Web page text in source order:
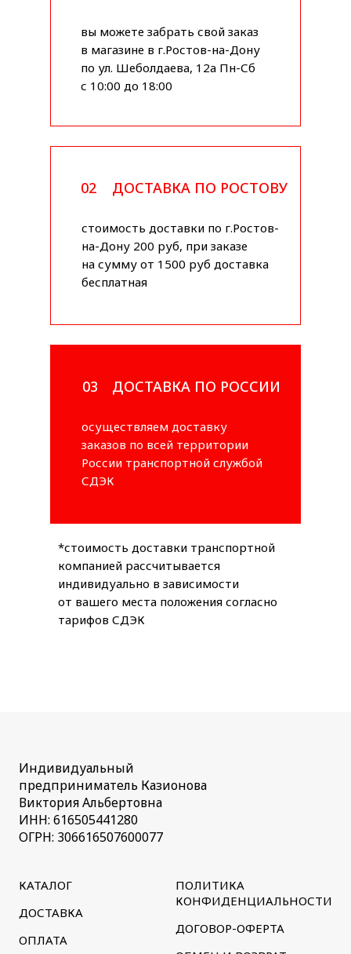
вы можете забрать свой заказ
в магазине в г.Ростов-на-Дону
по ул. Шеболдаева, 12а Пн-Сб
с 10:00 до 18:00
ДОСТАВКА ПО РОСТОВУ
02
стоимость доставки по г.Ростов-
на-Дону 200 руб, при заказе
на сумму от 1500 руб доставка
бесплатная
ДОСТАВКА ПО РОССИИ
03
осуществляем доставку
заказов по всей территории
России транспортной службой
СДЭК
*стоимость доставки транспортной
компанией рассчитывается
индивидуально в зависимости
от вашего места положения согласно
тарифов СДЭК
Индивидуальный
предприниматель Казионова
Виктория Альбертовна
ИНН: 616505441280
ОГРН: 306616507600077
КАТАЛОГ
ДОСТАВКА
ОПЛАТА
ПОЛИТИКА
КОНФИДЕНЦИАЛЬНОСТИ
ДОГОВОР-ОФЕРТА